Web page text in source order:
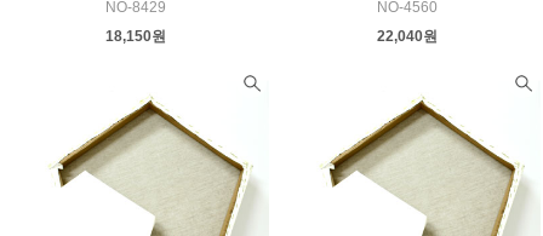
NO-8429
18,150원
NO-4560
22,040원